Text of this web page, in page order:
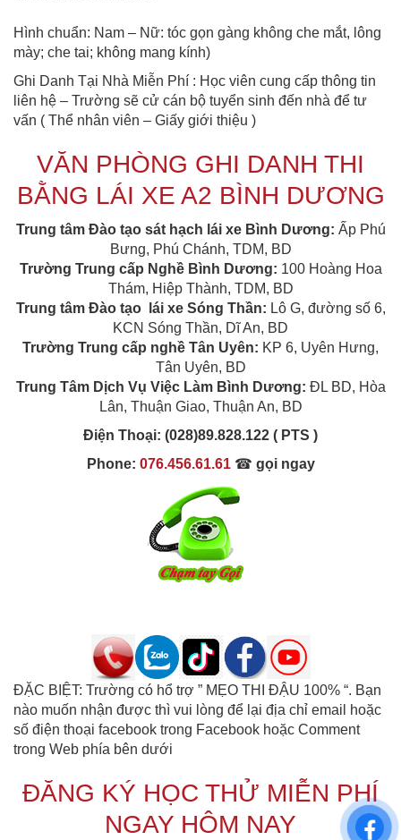
Hình chuẩn: Nam – Nữ: tóc gọn gàng không che mắt, lông
mày; che tai; không mang kính)
Ghi Danh Tại Nhà Miễn Phí : Học viên cung cấp thông tin
liên hệ – Trường sẽ cử cán bộ tuyển sinh đến nhà để tư
vấn ( Thể nhân viên – Giấy giới thiệu )
VĂN PHÒNG GHI DANH THI
BẰNG LÁI XE A2 BÌNH DƯƠNG
Trung tâm Đào tạo sát hạch lái xe Bình Dương: Ấp Phú
Bưng, Phú Chánh, TDM, BD
Trường Trung cấp Nghề Bình Dương: 100 Hoàng Hoa
Thám, Hiệp Thành, TDM, BD
Trung tâm Đào tạo lái xe Sóng Thần: Lô G, đường số 6,
KCN Sóng Thần, Dĩ An, BD
Trường Trung cấp nghề Tân Uyên: KP 6, Uyên Hưng,
Tân Uyên, BD
Trung Tâm Dịch Vụ Việc Làm Bình Dương: ĐL BD, Hòa
Lân, Thuận Giao, Thuận An, BD
Điện Thoại: (028)89.828.122 ( PTS )
Phone: 076.456.61.61 ☎ gọi ngay
ĐẶC BIỆT: Trường có hổ trợ ” MẸO THI ĐẬU 100% “. Bạn
nào muốn nhận được thì vui lòng để lại địa chỉ email hoặc
số điện thoại facebook trong Facebook hoặc Comment
trong Web phía bên dưới
ĐĂNG KÝ HỌC THỬ MIỄN PHÍ
NGAY HÔM NAY